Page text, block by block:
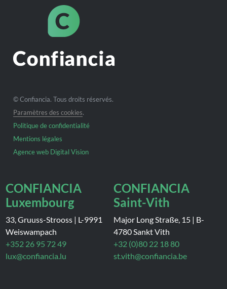
© Confiancia. Tous droits réservés.
Paramètres des cookies.
Politique de confidentialité
Mentions légales
Agence web Digital Vision
CONFIANCIA
Luxembourg
33, Gruuss-Strooss | L-9991
Weiswampach
+352 26 95 72 49
lux@confiancia.lu
CONFIANCIA
Saint-Vith
Major Long Straße, 15 | B-
4780 Sankt Vith
+32 (0)80 22 18 80
st.vith@confiancia.be